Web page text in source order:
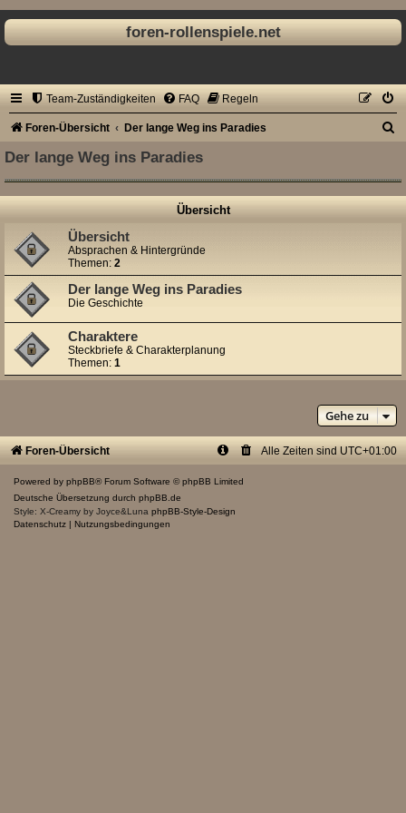
foren-rollenspiele.net
Team-Zuständigkeiten FAQ Regeln
Foren-Übersicht Der lange Weg ins Paradies
h
Der lange Weg ins Paradies
Übersicht
Übersicht
Absprachen & Hintergründe
Themen: 2
Der lange Weg ins Paradies
Die Geschichte
Charaktere
Steckbriefe & Charakterplanung
Themen: 1
Gehe zu
Foren-Übersicht Alle Zeiten sind UTC+01:00
Powered by phpBB® Forum Software © phpBB Limited
Deutsche Übersetzung durch phpBB.de
Style: X-Creamy by Joyce&Luna phpBB-Style-Design
Datenschutz | Nutzungsbedingungen